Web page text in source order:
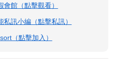
會館​（點擊觀看）
私訊小編（點擊私訊）
（點擊加入）